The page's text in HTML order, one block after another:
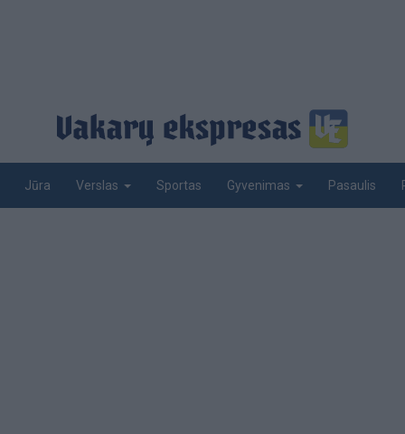
Jūra Verslas Sportas Gyvenimas Pasaulis